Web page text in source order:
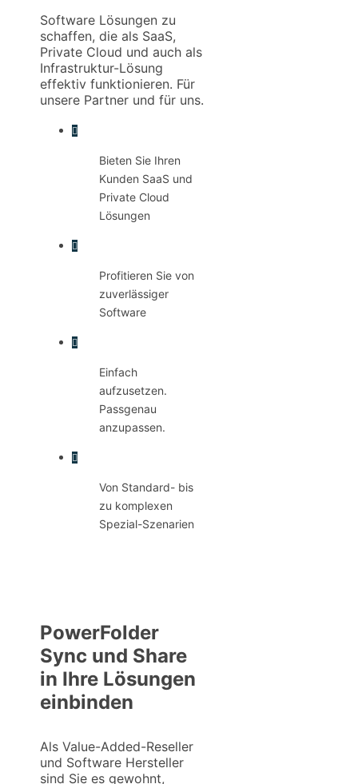
Software Lösungen zu
schaffen, die als SaaS,
Private Cloud und auch als
Infrastruktur-Lösung
effektiv funktionieren. Für
unsere Partner und für uns.
Bieten Sie Ihren
Kunden SaaS und
Private Cloud
Lösungen
Profitieren Sie von
zuverlässiger
Software
Einfach
aufzusetzen.
Passgenau
anzupassen.
Von Standard- bis
zu komplexen
Spezial-Szenarien
PowerFolder
Sync und Share
in Ihre Lösungen
einbinden
Als Value-Added-Reseller
und Software Hersteller
sind Sie es gewohnt,